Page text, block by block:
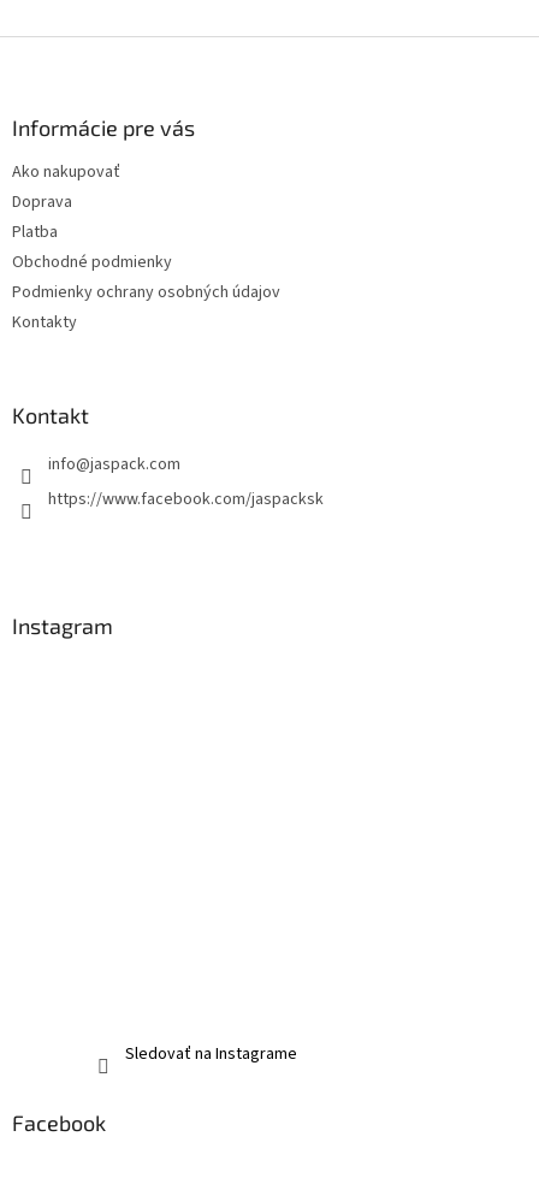
Informácie pre vás
Ako nakupovať
Doprava
Platba
Obchodné podmienky
Podmienky ochrany osobných údajov
Kontakty
Kontakt
info@jaspack.com
https://www.facebook.com/jaspacksk
Instagram
Sledovať na Instagrame
Facebook